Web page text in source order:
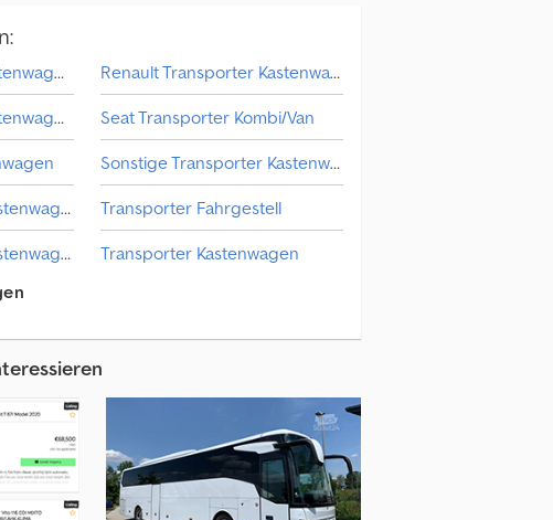
Iveco Transporter Kastenwagen
Iveco Transporter Kastenwagen Hochdach
Maxus Transporter Kastenwagen
Maxus Transporter Kastenwagen Hochdach
Mercedes-Benz Transporter Kastenwagen Hochdach
Peugeot Transporter Kastenwagen Hochdach
Renault Transporter Kastenwagen Hochdach
Seat Transporter Kombi/Van
Sonstige Transporter Kastenwagen
Transporter Fahrgestell
Transporter Kastenwagen
Transporter Kombi/Van